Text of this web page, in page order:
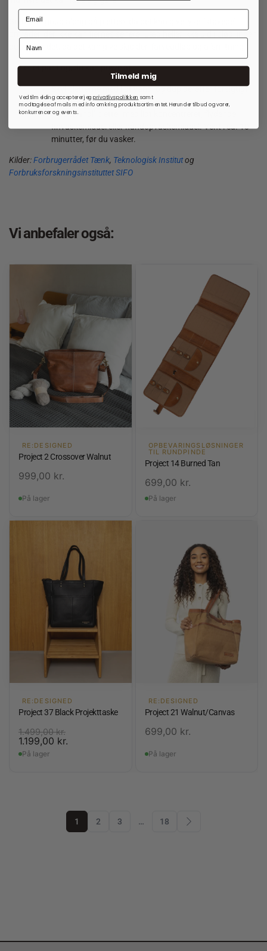
Gnid eller gnub aldrig på pletten, da det kan give lyse, ’støvede’
du vasker det, da det kan give skjolder, farveudløb og afsmitning.
Her er et par ting, du kan prøve af:
Skyl pletterne med lidt vand, og dup derefter forsigtigt
tørt.
Forbehandl’ pletter med lidt koncentreret, flydende
finvaskemiddel eller håndopvaskemiddel. Vent i ca. 10
minutter, før du vasker.
Kilder:Forbrugerrådet Tænk, Teknologisk Institutog
Forbruksforskningsinstituttet SIFO
Vi anbefaler også:
RE:DESIGNED
Project 2 Crossover Walnut
999,00 kr.
På lager
OPBEVARINGSLØSNINGER
TIL RUNDPINDE
Project 14 Burned Tan
699,00 kr.
På lager
RE:DESIGNED
Project 37 Black Projekttaske
1.499,00kr.
1.199,00 kr.
På lager
RE:DESIGNED
Project 21 Walnut/Canvas
699,00 kr.
På lager
1 2 3 … 18
Tilmeld mig
Ved tilmelding accepterer jegprivatlivspolitkken samt
modtagelse af mails med info omkring produktsortimentet. Herunder tilbud og varer,
konkurrencer og events.